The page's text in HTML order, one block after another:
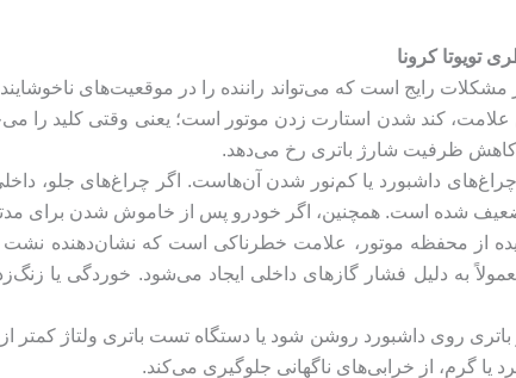
تویوتا کرونا
مشکلات رایج است که می‌تواند راننده را در موقعیت‌های
علامت، کند شدن استارت زدن موتور است؛ یعنی وقتی کلید
کاهش ظرفیت شارژ باتری رخ می‌دهد.
داشبورد یا کم‌نور شدن آن‌هاست. اگر چراغ‌های جلو،
ضعیف شده است. همچنین، اگر خودرو پس از خاموش شدن برای
از محفظه موتور، علامت خطرناکی است که نشان‌دهنده نشت
به دلیل فشار گازهای داخلی ایجاد می‌شود. خوردگی یا
یا گرم، از خرابی‌های ناگهانی جلوگیری می‌کند.